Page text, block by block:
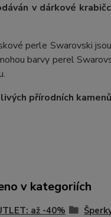
v dárkové
perle Swarovski
barvy perel
přírodních
v kategoriích
až -40%